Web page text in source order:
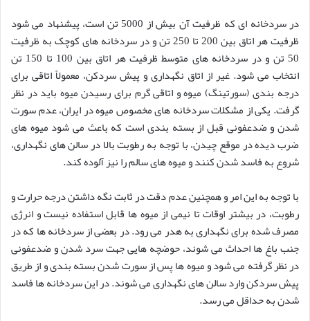
در سردخانه ای که ظرفیت آن بیش از 5000 تن است، پیشنهاد می شود
ظرفیت هر اتاق بین 200 تا 250 تن و در سردخانه های کوچک به ظرفیت
50 تن و در سردخانه های متوسط ظرفیت هر اتاق بین 100 تا 150 تن
انتخاب می شود. غیر از اتاق نگهداری و پیش سردکن، معمولاً اتاقی برای
درجه بندی (سورتینگ) میوه و اتاقی گرم برای رسیدن میوه باید در نظر
گرفت. یکی از مشکلات سردخانه های مخصوص میوه در ایران، عدم سورت
شدن و ضدعفونی قبل از بسته بندی است که باعث می شود میوه های
ضرب دیده در موقع چیدن، با توجه به رطوبت بالا در سالن های نگهداری،
شروع به فاسد شدن کنند و میوه های سالم را نیز آلوده کند.
با توجه به این امر و همچنین عدم دقت در ثابت نگه داشتن درجه حرارت و
رطوبت، در بیشتر اوقات تا نیمی از میوه ها قابل استفاده نیست و انرژی
مصرف شده برای نگهداری به هدر می رود. در بعضی از سردخانه ها که در
جنب باغ ها احداث می شوند، حوضچه هایی جهت سرد شدن و ضدعفونی
در نظر گرفته می شود و میوه ها پس از سورت شدن بسته بندی و از طریق
پیش سردکن وارد سالن های نگهداری می شوند. در این سردخانه ها فاسد
شدن به حداقل می رسد.